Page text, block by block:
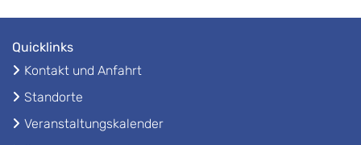
Quicklinks
Kontakt und Anfahrt
Standorte
Veranstaltungskalender